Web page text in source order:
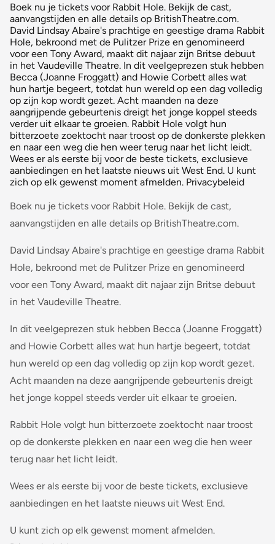
Boek nu je tickets voor Rabbit Hole. Bekijk de cast,
aanvangstijden en alle details op BritishTheatre.com.
David Lindsay Abaire's prachtige en geestige drama Rabbit
Hole, bekroond met de Pulitzer Prize en genomineerd
voor een Tony Award, maakt dit najaar zijn Britse debuut
in het Vaudeville Theatre. In dit veelgeprezen stuk hebben
Becca (Joanne Froggatt) and Howie Corbett alles wat
hun hartje begeert, totdat hun wereld op een dag volledig
op zijn kop wordt gezet. Acht maanden na deze
aangrijpende gebeurtenis dreigt het jonge koppel steeds
verder uit elkaar te groeien. Rabbit Hole volgt hun
bitterzoete zoektocht naar troost op de donkerste plekken
en naar een weg die hen weer terug naar het licht leidt.
Wees er als eerste bij voor de beste tickets, exclusieve
aanbiedingen en het laatste nieuws uit West End. U kunt
zich op elk gewenst moment afmelden. Privacybeleid
Boek nu je tickets voor Rabbit Hole. Bekijk de cast,
aanvangstijden en alle details op BritishTheatre.com.
David Lindsay Abaire's prachtige en geestige drama Rabbit
Hole, bekroond met de Pulitzer Prize en genomineerd
voor een Tony Award, maakt dit najaar zijn Britse debuut
in het Vaudeville Theatre.
In dit veelgeprezen stuk hebben Becca (Joanne Froggatt)
and Howie Corbett alles wat hun hartje begeert, totdat
hun wereld op een dag volledig op zijn kop wordt gezet.
Acht maanden na deze aangrijpende gebeurtenis dreigt
het jonge koppel steeds verder uit elkaar te groeien.
Rabbit Hole volgt hun bitterzoete zoektocht naar troost
op de donkerste plekken en naar een weg die hen weer
terug naar het licht leidt.
Wees er als eerste bij voor de beste tickets, exclusieve
aanbiedingen en het laatste nieuws uit West End.
U kunt zich op elk gewenst moment afmelden.